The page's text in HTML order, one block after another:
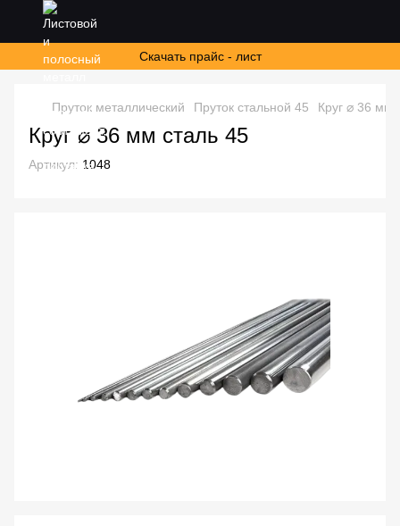
Скачать прайс - лист
Пруток металлический Пруток стальной 45 Круг ⌀ 36 мм
Круг ⌀ 36 мм сталь 45
Артикул: 1048